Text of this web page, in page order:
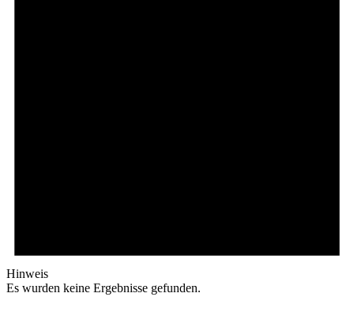
Hinweis
Es wurden keine Ergebnisse gefunden.